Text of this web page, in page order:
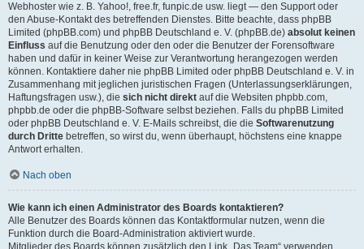
Webhoster wie z. B. Yahoo!, free.fr, funpic.de usw. liegt — den Support oder
den Abuse-Kontakt des betreffenden Dienstes. Bitte beachte, dass phpBB
Limited (phpBB.com) und phpBB Deutschland e. V. (phpBB.de) absolut keinen
Einfluss auf die Benutzung oder den oder die Benutzer der Forensoftware
haben und dafür in keiner Weise zur Verantwortung herangezogen werden
können. Kontaktiere daher nie phpBB Limited oder phpBB Deutschland e. V. in
Zusammenhang mit jeglichen juristischen Fragen (Unterlassungserklärungen,
Haftungsfragen usw.), die sich nicht direkt auf die Websiten phpbb.com,
phpbb.de oder die phpBB-Software selbst beziehen. Falls du phpBB Limited
oder phpBB Deutschland e. V. E-Mails schreibst, die die Softwarenutzung
durch Dritte betreffen, so wirst du, wenn überhaupt, höchstens eine knappe
Antwort erhalten.
Nach oben
Wie kann ich einen Administrator des Boards kontaktieren?
Alle Benutzer des Boards können das Kontaktformular nutzen, wenn die
Funktion durch die Board-Administration aktiviert wurde.
Mitglieder des Boards können zusätzlich den Link „Das Team“ verwenden.